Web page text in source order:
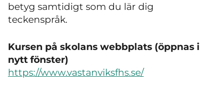
betyg samtidigt som du lär dig
teckenspråk.
Kursen på skolans webbplats (öppnas i
nytt fönster)
https://www.vastanviksfhs.se/